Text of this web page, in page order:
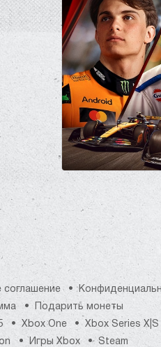
соглашение
Подарить монеты
Xbox One
Xbox Series X|S
Игры Xbox Steam